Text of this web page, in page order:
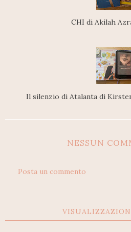
CHI di Akilah
Il silenzio di Atalanta di
NESSUN
Posta un commento